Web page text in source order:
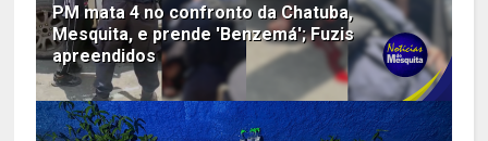
PM mata 4 no confronto da Chatuba,
Mesquita, e prende 'Benzemá'; Fuzis
apreendidos